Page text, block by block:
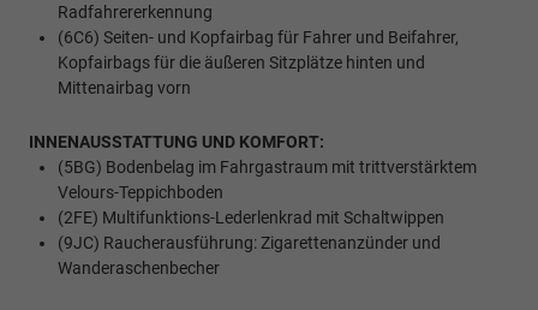
Radfahrererkennung
(6C6) Seiten- und Kopfairbag für Fahrer und Beifahrer,
Kopfairbags für die äußeren Sitzplätze hinten und
Mittenairbag vorn
INNENAUSSTATTUNG UND KOMFORT:
(5BG) Bodenbelag im Fahrgastraum mit trittverstärktem
Velours-Teppichboden
(2FE) Multifunktions-Lederlenkrad mit Schaltwippen
(9JC) Raucherausführung: Zigarettenanzünder und
Wanderaschenbecher